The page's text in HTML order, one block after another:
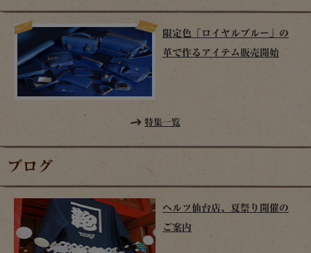
限定色「ロイヤルブルー」の
革で作るアイテム販売開始
特集一覧
ブログ
ヘルツ仙台店、夏祭り開催の
ご案内